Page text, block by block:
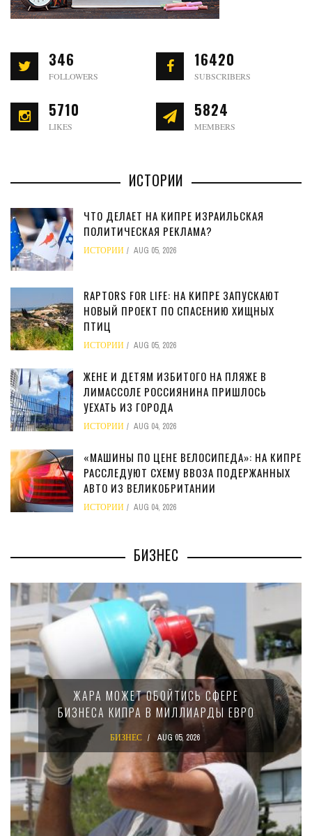
346
FOLLOWERS
16420
SUBSCRIBERS
5710
LIKES
5824
MEMBERS
ИСТОРИИ
ЧТО ДЕЛАЕТ НА КИПРЕ ИЗРАИЛЬСКАЯ
ПОЛИТИЧЕСКАЯ РЕКЛАМА?
ИСТОРИИ AUG 05, 2026
RAPTORS FOR LIFE: НА КИПРЕ ЗАПУСКАЮТ
НОВЫЙ ПРОЕКТ ПО СПАСЕНИЮ ХИЩНЫХ
ПТИЦ
ИСТОРИИ AUG 05, 2026
ЖЕНЕ И ДЕТЯМ ИЗБИТОГО НА ПЛЯЖЕ В
ЛИМАССОЛЕ РОССИЯНИНА ПРИШЛОСЬ
УЕХАТЬ ИЗ ГОРОДА
ИСТОРИИ AUG 04, 2026
«МАШИНЫ ПО ЦЕНЕ ВЕЛОСИПЕДА»: НА КИПРЕ
РАССЛЕДУЮТ СХЕМУ ВВОЗА ПОДЕРЖАННЫХ
АВТО ИЗ ВЕЛИКОБРИТАНИИ
ИСТОРИИ AUG 04, 2026
БИЗНЕС
МИНФИН КИПРА ПЕРЕПИСАЛ ЗАКОН О
15-ПРОЦЕНТНОМ НАЛОГЕ ДЛЯ
КРУПНЫХ МЕЖДУНАРОДНЫХ
КОМПАНИЙ
БИЗНЕС AUG 02, 2026